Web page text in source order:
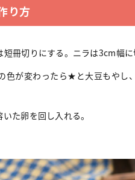
り方
冊切りにする。ニラは3cm幅に
色が変わったら★と大豆もやし
た卵を回し入れる。